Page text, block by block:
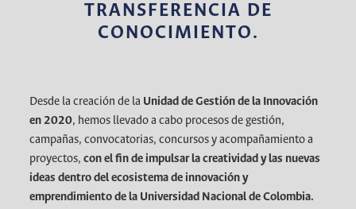
TRANSFERENCIA DE
CONOCIMIENTO.
Desde la creación de la Unidad de Gestión de la Innovación
en 2020, hemos llevado a cabo procesos de gestión,
campañas, convocatorias, concursos y acompañamiento a
proyectos,con el fin de impulsar la creatividad y las nuevas
ideas dentro del ecosistema de innovación y
emprendimiento de la Universidad Nacional de Colombia.